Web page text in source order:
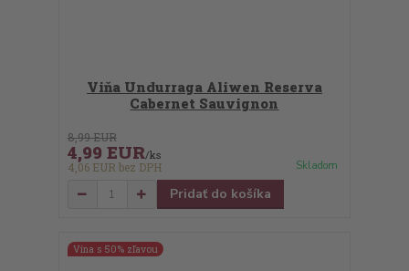
Viňa Undurraga Aliwen Reserva
Cabernet Sauvignon
8,99 EUR
4,99 EUR/ks
4,06 EUR bez DPH Skladom
Pridať do košíka
Vína s 50% zľavou